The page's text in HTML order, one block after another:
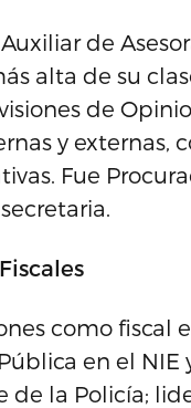
de
alta de su
de
y externas,
Fue
como fiscal
en el NIE
de la Policía;